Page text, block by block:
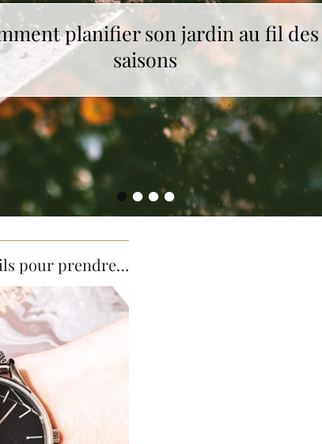
••••
planifier son jardin au fil des
saisons
Mes filtres Instagram et mes conseils pour prendre …